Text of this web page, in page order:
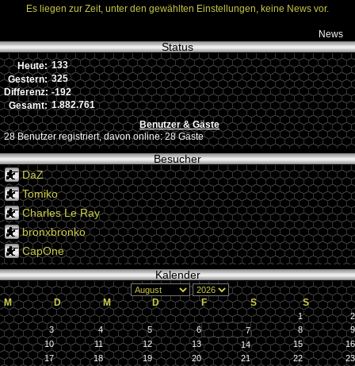
Es liegen zur Zeit, unter den gewählten Einstellungen, keine News vor.
News
Status
Heute: 133
Gestern: 325
Differenz: -192
Gesamt: 1.882.761
Benutzer & Gäste
28 Benutzer registriert, davon online: 28 Gäste
Besucher
DaZ
Tomiko
Charles Le Ray
bronxbronko
CapOne
Kalender
M D M D F S S
1
2
3
4 5 6 7 8
9
10
11 12 13 14 15
16
17
18 19 20 21 22 23